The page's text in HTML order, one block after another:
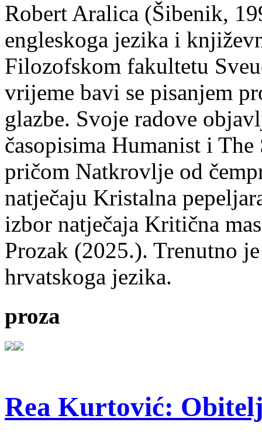
Robert Aralica (Šibenik,
engleskoga jezika i
Filozofskom fakultetu
vrijeme bavi se pisanjem
glazbe. Svoje radove
časopisima Humanist i
pričom Natkrovlje od
natječaju Kristalna
izbor natječaja Kritična
Prozak (2025.). Trenutno
hrvatskoga jezika.
proza
Rea Kurtović: